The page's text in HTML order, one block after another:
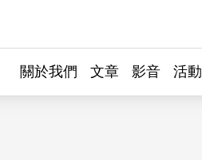
關於我們 文章 影音 活動